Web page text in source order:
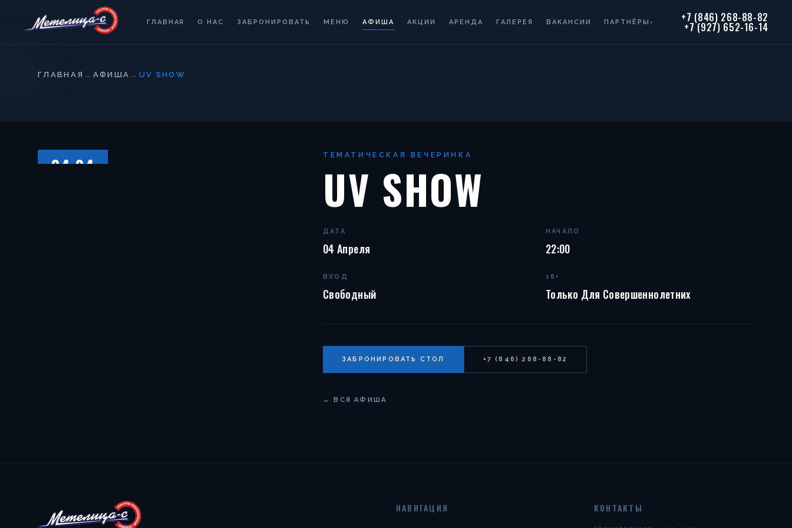
ГЛАВНАЯ О НАС ЗАБРОНИРОВАТЬ МЕНЮ АФИША АКЦИИ АРЕНДА ГАЛЕРЕЯ ВАКАНСИИ ПАРТНЁРЫ▾ +7 (846) 268-88-82
+7 (927) 652-16-14
ГЛАВНАЯ → АФИША → UV SHOW
04.04 ТЕМАТИЧЕСКАЯ ВЕЧЕРИНКА
UV SHOW
ДАТА
04 Апреля
НАЧАЛО
22:00
ВХОД
Свободный
18+
Только Для Совершеннолетних
ЗАБРОНИРОВАТЬ СТОЛ +7 (846) 268-88-82
← ВСЯ АФИША
НАВИГАЦИЯ КОНТАКТЫ